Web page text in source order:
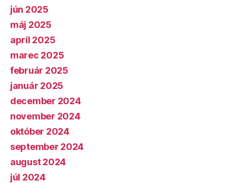
jún 2025
máj 2025
apríl 2025
marec 2025
február 2025
január 2025
december 2024
november 2024
október 2024
september 2024
august 2024
júl 2024